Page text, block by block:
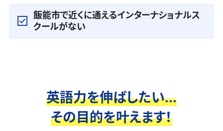
飯能市で近くに通えるインターナショナルス
クールがない
英語力を伸ばしたい...
その目的を叶えます！